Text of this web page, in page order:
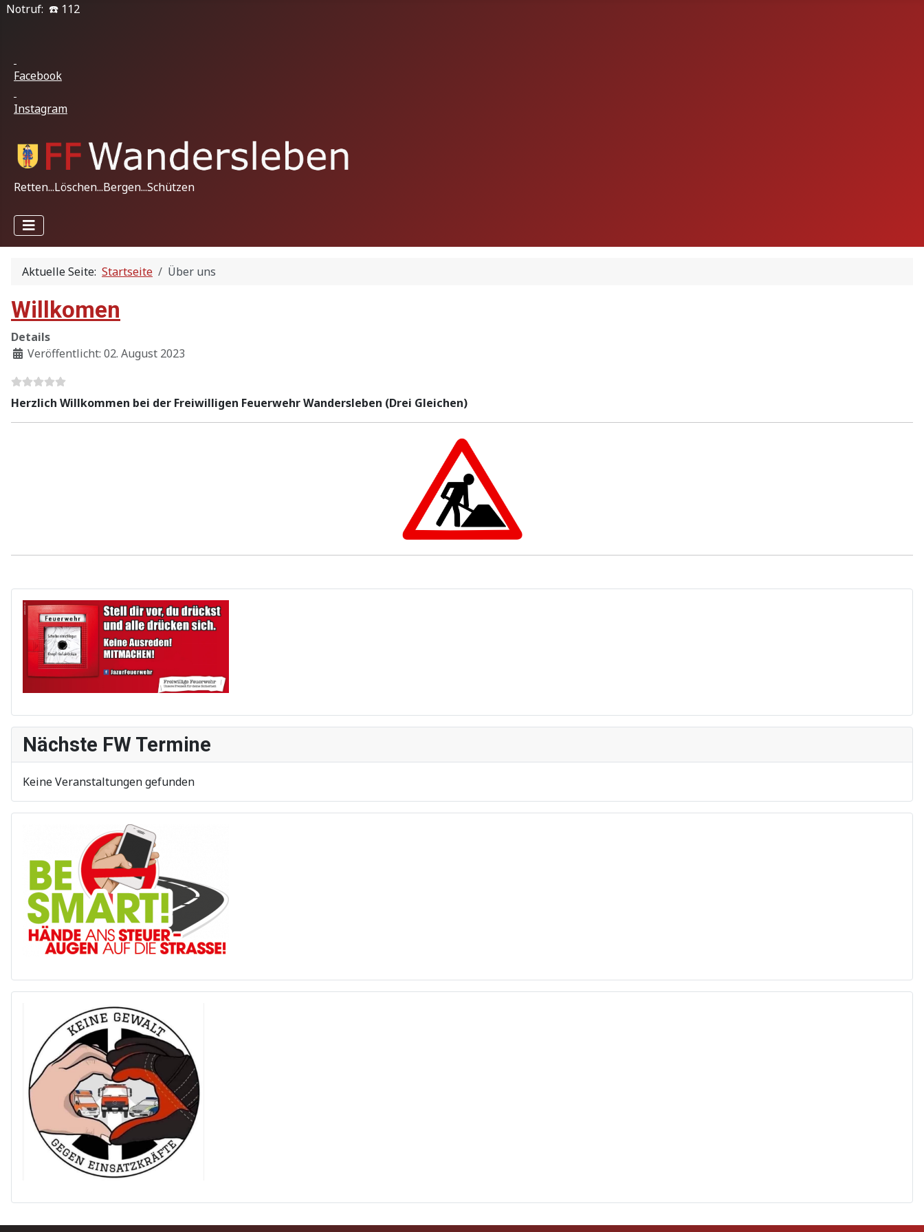
Notruf: ☎️ 112
Facebook
Instagram
Retten...Löschen...Bergen...Schützen
Aktuelle Seite: Startseite Über uns
Willkomen
Details
Veröffentlicht: 02. August 2023
Herzlich Willkommen bei der Freiwilligen Feuerwehr Wandersleben (Drei Gleichen)
Nächste FW Termine
Keine Veranstaltungen gefunden